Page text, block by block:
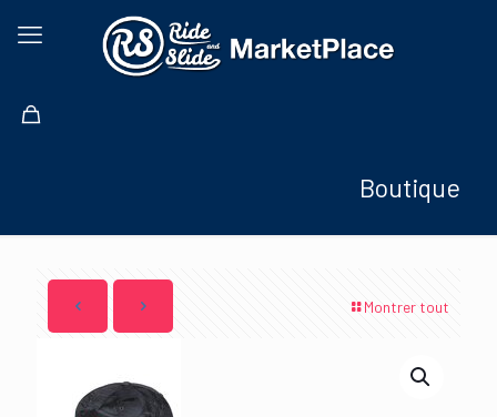
Boutique
Montrer tout